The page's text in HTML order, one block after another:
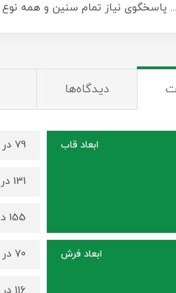
پاسخگوی نیاز تمام سنین و همه
دیدگاه‌ها
ابعاد قاب 79 در 59 سانتی متر (برای سایز 70 در 50)
131 در 84 سانتی متر (برای سایز 116 در 68)
155 در 115 سانتی متر (برای سایز 140 در 100)
ابعاد فرش 70 در 50 سانتی متر